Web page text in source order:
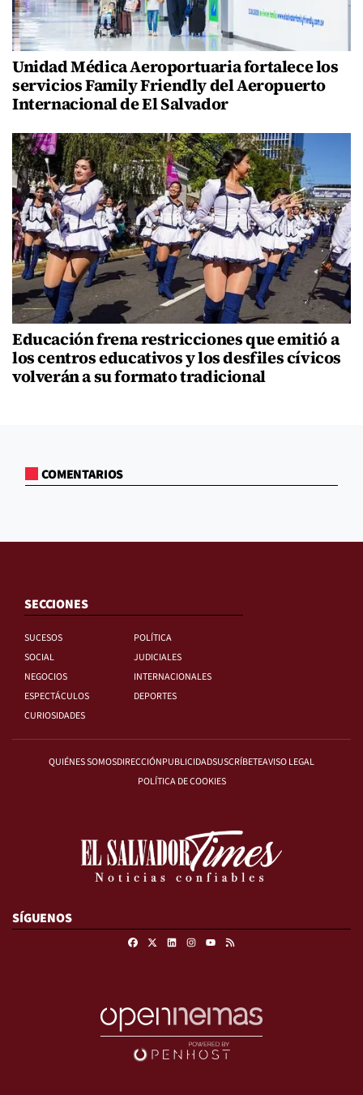
Unidad Médica Aeroportuaria fortalece los
servicios Family Friendly del Aeropuerto
Internacional de El Salvador
Educación frena restricciones que emitió a
los centros educativos y los desfiles cívicos
volverán a su formato tradicional
COMENTARIOS
SECCIONES
SUCESOS
POLÍTICA
SOCIAL
JUDICIALES
NEGOCIOS
INTERNACIONALES
ESPECTÁCULOS
DEPORTES
CURIOSIDADES
QUIÉNES SOMOSDIRECCIÓNPUBLICIDADSUSCRÍBETEAVISO LEGAL
POLÍTICA DE COOKIES
SÍGUENOS
FacebookLinkedinInstagramRSS